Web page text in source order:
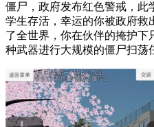
僵尸，政府发布红色警戒，此
学生存活，幸运的你被政府救
了全世界，你在伙伴的掩护下
种武器进行大规模的僵尸扫荡